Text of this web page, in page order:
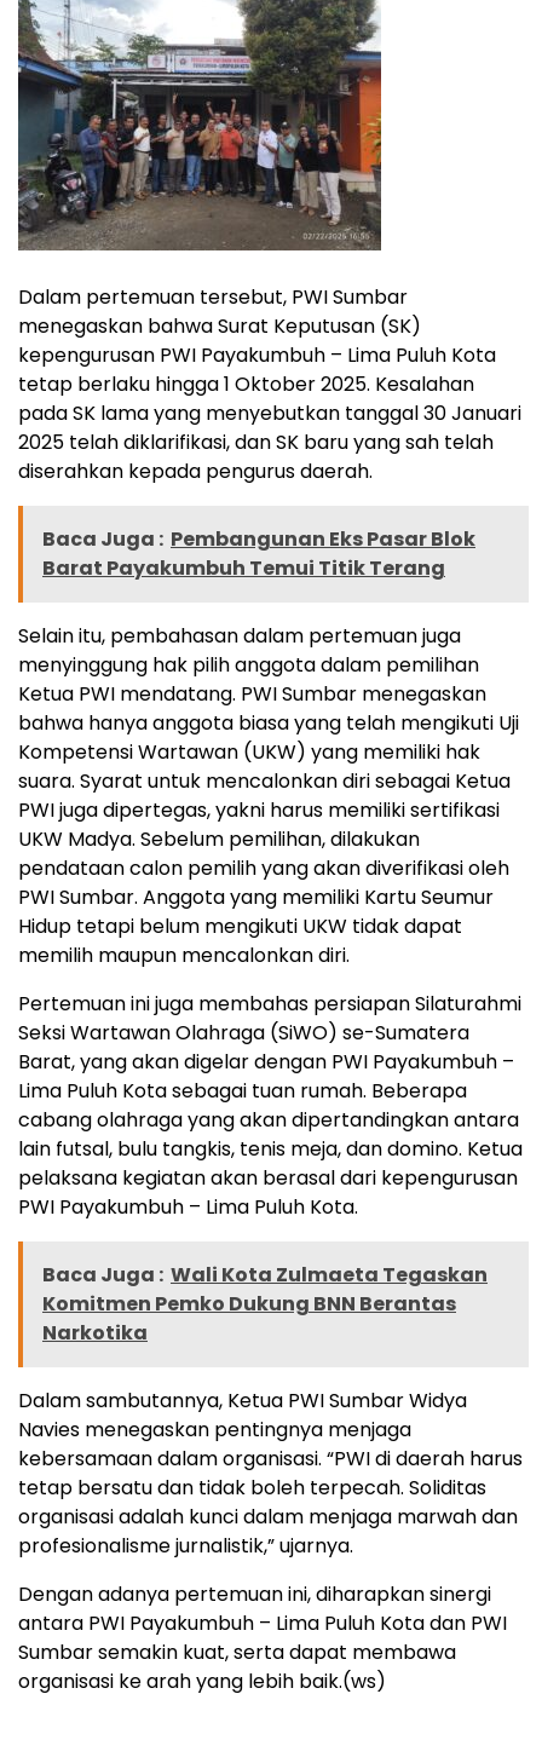
Dalam pertemuan tersebut, PWI Sumbar
menegaskan bahwa Surat Keputusan (SK)
kepengurusan PWI Payakumbuh – Lima Puluh Kota
tetap berlaku hingga 1 Oktober 2025. Kesalahan
pada SK lama yang menyebutkan tanggal 30 Januari
2025 telah diklarifikasi, dan SK baru yang sah telah
diserahkan kepada pengurus daerah.
Baca Juga : Pembangunan Eks Pasar Blok
Barat Payakumbuh Temui Titik Terang
Selain itu, pembahasan dalam pertemuan juga
menyinggung hak pilih anggota dalam pemilihan
Ketua PWI mendatang. PWI Sumbar menegaskan
bahwa hanya anggota biasa yang telah mengikuti Uji
Kompetensi Wartawan (UKW) yang memiliki hak
suara. Syarat untuk mencalonkan diri sebagai Ketua
PWI juga dipertegas, yakni harus memiliki sertifikasi
UKW Madya. Sebelum pemilihan, dilakukan
pendataan calon pemilih yang akan diverifikasi oleh
PWI Sumbar. Anggota yang memiliki Kartu Seumur
Hidup tetapi belum mengikuti UKW tidak dapat
memilih maupun mencalonkan diri.
Pertemuan ini juga membahas persiapan Silaturahmi
Seksi Wartawan Olahraga (SiWO) se-Sumatera
Barat, yang akan digelar dengan PWI Payakumbuh –
Lima Puluh Kota sebagai tuan rumah. Beberapa
cabang olahraga yang akan dipertandingkan antara
lain futsal, bulu tangkis, tenis meja, dan domino. Ketua
pelaksana kegiatan akan berasal dari kepengurusan
PWI Payakumbuh – Lima Puluh Kota.
Baca Juga : Wali Kota Zulmaeta Tegaskan
Komitmen Pemko Dukung BNN Berantas
Narkotika
Dalam sambutannya, Ketua PWI Sumbar Widya
Navies menegaskan pentingnya menjaga
kebersamaan dalam organisasi. “PWI di daerah harus
tetap bersatu dan tidak boleh terpecah. Soliditas
organisasi adalah kunci dalam menjaga marwah dan
profesionalisme jurnalistik,” ujarnya.
Dengan adanya pertemuan ini, diharapkan sinergi
antara PWI Payakumbuh – Lima Puluh Kota dan PWI
Sumbar semakin kuat, serta dapat membawa
organisasi ke arah yang lebih baik.(ws)